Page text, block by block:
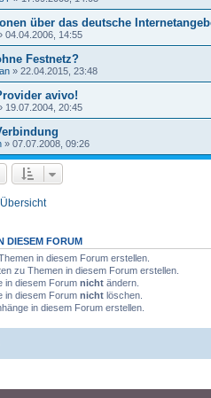
über das deutsche
04.04.2006, 14:55
Festnetz?
» 22.04.2015, 23:48
avivo!
19.07.2004, 20:45
» 07.07.2008, 09:26
DIESEM FORUM
in diesem Forum erstellen.
zu Themen in diesem Forum erstellen.
in diesem Forum nicht ändern.
in diesem Forum nicht löschen.
in diesem Forum erstellen.